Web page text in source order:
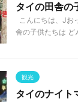
タイの田舎の
こんにちは、Jお
舎の子供たちは ど
観光
タイのナイ